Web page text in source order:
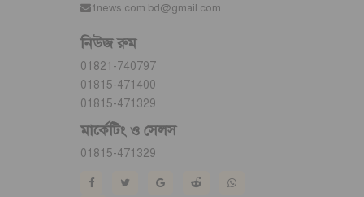
1news.com.bd@gmail.com
নিউজ রুম
01821-740797
01815-471400
01815-471329
মার্কেটিং ও সেলস
01815-471329